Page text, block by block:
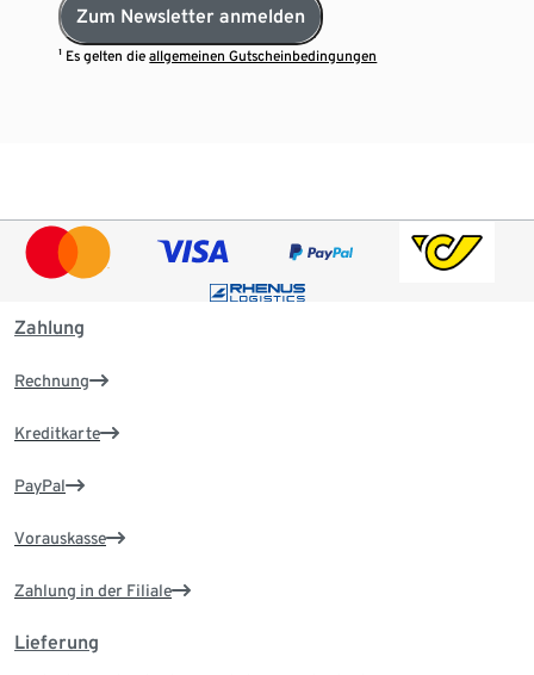
Zum Newsletter anmelden
¹ Es gelten dieallgemeinen Gutscheinbedingungen
Zahlung
Rechnung
Kreditkarte
PayPal
Vorauskasse
Zahlung in der Filiale
Lieferung